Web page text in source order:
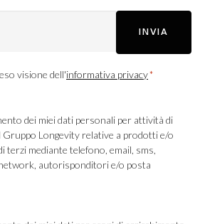
INVIA
visione dell'informativa privacy*
dei miei dati personali per attività di
Gruppo Longevity relative a prodotti e/o
terzi mediante telefono, email, sms,
autorisponditori e/o posta